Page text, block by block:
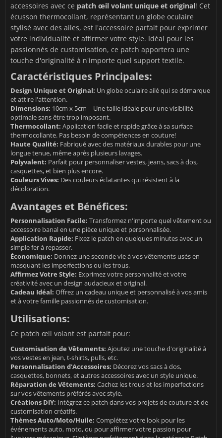
accessoires avec ce patch œil volant unique et original! Cet
écusson thermocollant, représentant un globe oculaire
stylisé avec des ailes, est l'accessoire parfait pour exprimer
votre individualité et affirmer votre style. Idéal pour les
passionnés de customisation, ce patch apportera une
touche d'originalité à n'importe quel support textile.
Caractéristiques Principales:
Design Unique et Original: Un globe oculaire ailé qui se démarque
et attire l'attention.
Dimensions: 10cm x 5cm – Une taille idéale pour une visibilité
optimale sans être trop imposant.
Thermocollant: Application facile et rapide grâce à sa surface
thermocollante. Pas besoin de compétences en couture!
Haute Qualité: Fabriqué avec des matériaux durables pour une
longue tenue, même après plusieurs lavages.
Polyvalent: Parfait pour personnaliser vestes, jeans, sacs à dos,
casquettes, et bien plus encore.
Couleurs Vives: Des couleurs éclatantes qui résistent à la
décoloration.
Avantages et Bénéfices:
Personnalisation Facile: Transformez n'importe quel vêtement ou
accessoire banal en une pièce unique et personnalisée.
Application Rapide: Fixez le patch en quelques minutes avec un
simple fer à repasser.
Économique: Donnez une seconde vie à vos vêtements usés en
masquant les imperfections ou les trous.
Affirmez Votre Style: Exprimez votre personnalité et votre
créativité avec un design audacieux et original.
Cadeau Idéal: Offrez un cadeau unique et personnalisé à vos amis
et à votre famille passionnés de customisation.
Utilisations:
Ce patch œil volant est parfait pour:
Customisation de Vêtements: Ajoutez une touche d'originalité à
vos vestes en jean, t-shirts, pulls, etc.
Personnalisation d'Accessoires: Décorez vos sacs à dos,
casquettes, bonnets, et autres accessoires avec un style unique.
Réparation de Vêtements: Cachez les trous et les imperfections
sur vos vêtements préférés avec style.
Créations DIY: Intégrez ce patch dans vos projets de couture et de
customisation créatifs.
Thèmes Auto/Moto/Huile: Complétez votre look pour les
événements auto, moto, ou pour affirmer votre passion pour